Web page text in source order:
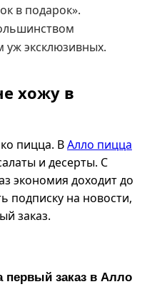
в подарок».
уж эксклюзивных.
хожу в
пицца. ВАлло пицца
и десерты. С
экономия доходит до
подписку на новости,
заказ.
первый заказ в Алло